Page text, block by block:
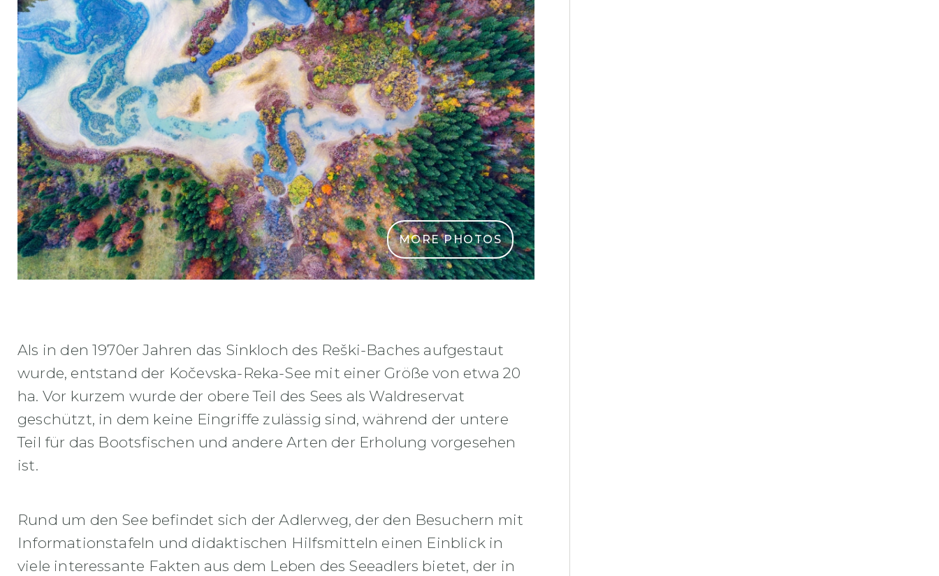
MORE PHOTOS
Als in den 1970er Jahren das Sinkloch des Reški-Baches aufgestaut
wurde, entstand der Kočevska-Reka-See mit einer Größe von etwa 20
ha. Vor kurzem wurde der obere Teil des Sees als Waldreservat
geschützt, in dem keine Eingriffe zulässig sind, während der untere
Teil für das Bootsfischen und andere Arten der Erholung vorgesehen
ist.
Rund um den See befindet sich der Adlerweg, der den Besuchern mit
Informationstafeln und didaktischen Hilfsmitteln einen Einblick in
viele interessante Fakten aus dem Leben des Seeadlers bietet, der in